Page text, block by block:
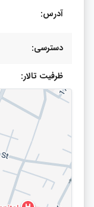
آدرس:
دسترسی:
ظرفیت تالار: